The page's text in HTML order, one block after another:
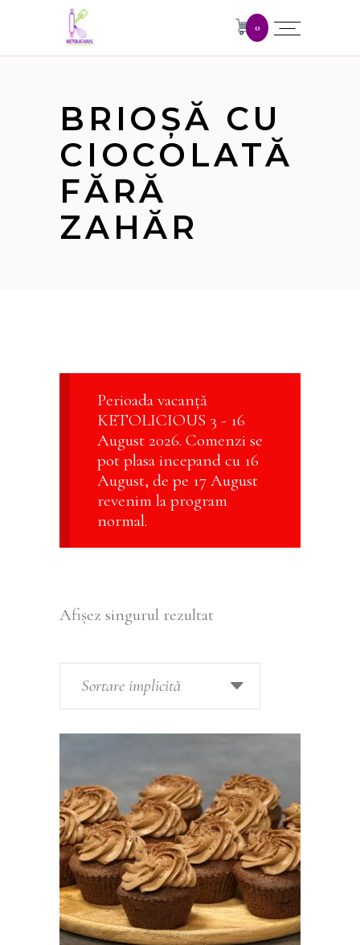
0
BRIOȘĂ CU
CIOCOLATĂ
FĂRĂ
ZAHĂR
Perioada vacanță
KETOLICIOUS 3 - 16
August 2026. Comenzi se
pot plasa incepand cu 16
August, de pe 17 August
revenim la program
normal.
Afișez singurul rezultat
Sortare implicită
CITEȘTE MAI MULT